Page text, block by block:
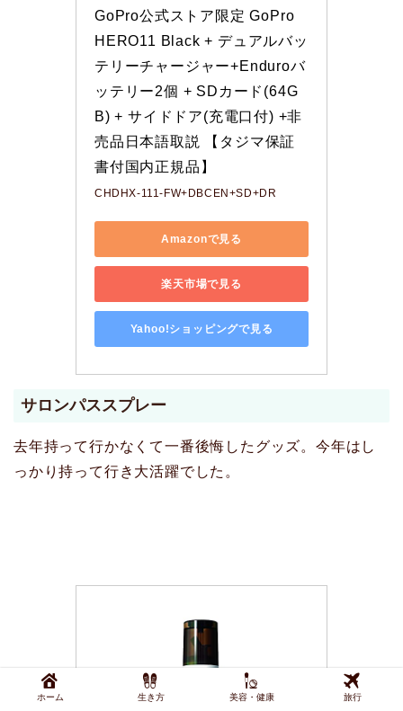
GoPro公式ストア限定 GoPro
HERO11 Black + デュアルバッ
テリーチャージャー+Enduroバ
ッテリー2個 + SDカード(64G
B) + サイドドア(充電口付) +非
売品日本語取説 【タジマ保証
書付国内正規品】
CHDHX-111-FW+DBCEN+SD+DR
Amazonで見る
楽天市場で見る
Yahoo!ショッピングで見る
サロンパススプレー
去年持って行かなくて一番後悔したグッズ。今年はし
っかり持って行き大活躍でした。
ホーム 生き方 美容・健康 旅行